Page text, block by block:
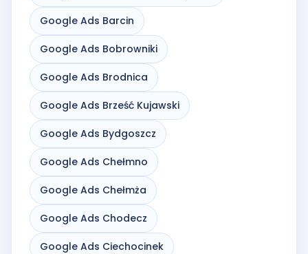
Google Ads Barcin
Google Ads Bobrowniki
Google Ads Brodnica
Google Ads Brześć Kujawski
Google Ads Bydgoszcz
Google Ads Chełmno
Google Ads Chełmża
Google Ads Chodecz
Google Ads Ciechocinek